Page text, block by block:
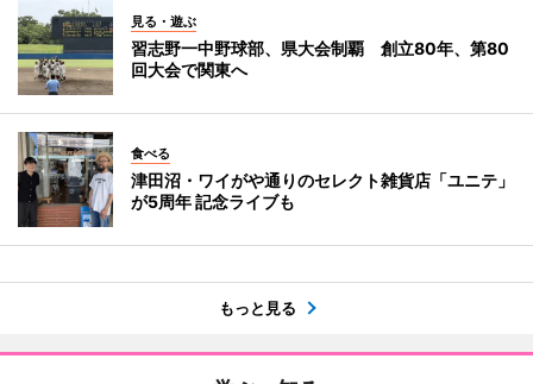
見る・遊ぶ
習志野一中野球部、県大会制覇 創立80年、第80
回大会で関東へ
食べる
津田沼・ワイがや通りのセレクト雑貨店「ユニテ」
が5周年 記念ライブも
もっと見る